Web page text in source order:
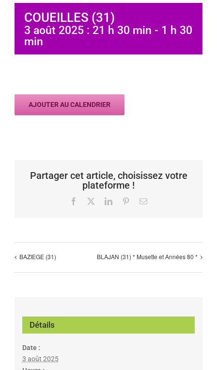
COUEILLES (31)
3 août 2025 : 21 h 30 min - 1 h 30
min
AJOUTER AU CALENDRIER
Partager cet article, choisissez votre
plateforme !
Facebook LinkedInPinterestEmail
BAZIEGE (31) BLAJAN (31) * Musette et Années 80 *
Détails
Date :
3 août 2025